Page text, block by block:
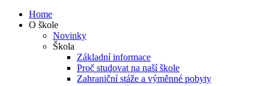
Home
O škole
Novinky
Škola
Základní informace
Proč studovat na naší škole
Zahraniční stáže a výměnné pobyty